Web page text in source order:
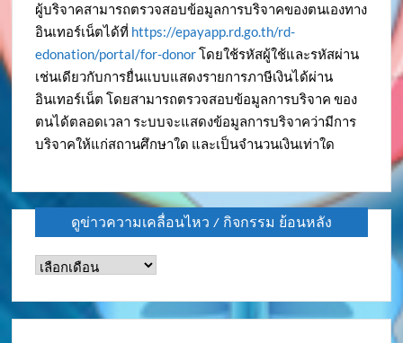
ผู้บริจาคสามารถตรวจสอบข้อมูลการบริจาคของตนเองทาง
อินเทอร์เน็ตได้ที่ https://epayapp.rd.go.th/rd-
edonation/portal/for-donorโดยใช้รหัสผู้ใช้และรหัสผ่าน
เช่นเดียวกับการยื่นแบบแสดงรายการภาษีเงินได้ผ่าน
อินเทอร์เน็ต โดยสามารถตรวจสอบข้อมูลการบริจาค ของ
ตนได้ตลอดเวลา ระบบจะแสดงข้อมูลการบริจาคว่ามีการ
บริจาคให้แก่สถานศึกษาใด และเป็นจำนวนเงินเท่าใด
ดูข่าวความเคลื่อนไหว / กิจกรรม ย้อนหลัง
ดู